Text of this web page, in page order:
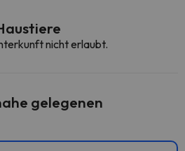
nicht erlaubt.
gelegenen